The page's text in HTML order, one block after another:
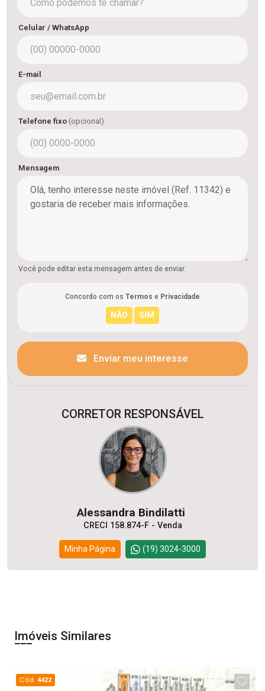
Celular / WhatsApp
E-mail
Telefone fixo (opcional)
Mensagem
Você pode editar esta mensagem antes de enviar.
Concordo com os Termos e Privacidade
Enviar meu interesse
CORRETOR RESPONSÁVEL
Alessandra Bindilatti
CRECI 158.874-F - Venda
Minha Página (19) 3024-3000
Imóveis Similares
Cód.4422